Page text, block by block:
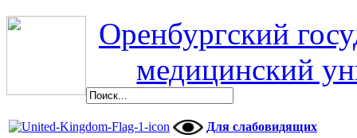
Оренбургский
медицинский
Для слабовидящих